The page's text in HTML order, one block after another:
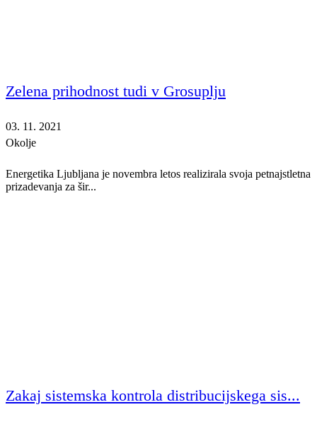
Zelena prihodnost tudi v Grosuplju
03. 11. 2021
Okolje
Energetika Ljubljana je novembra letos realizirala svoja petnajstletna
prizadevanja za šir...
Zakaj sistemska kontrola distribucijskega sis...